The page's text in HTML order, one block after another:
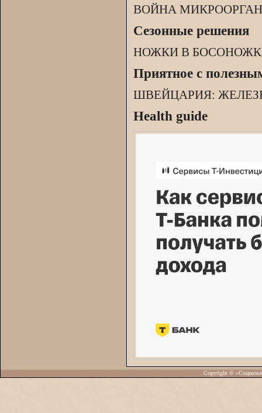
ВОЙНА
Сезонные решения
НОЖКИ В
Приятное с
ШВЕЙЦАРИЯ:
Health guide
Copyright ©